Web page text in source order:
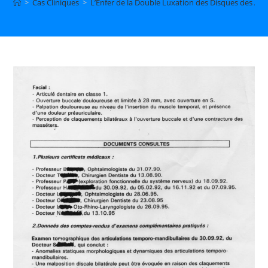
> Cas Cliniques > L’Enfer de la Double Luxation des Disques des